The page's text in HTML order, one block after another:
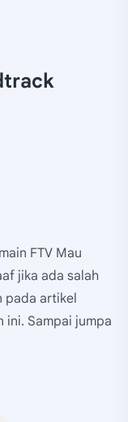
FTV Mau
jika ada salah
pada artikel
ini. Sampai jumpa